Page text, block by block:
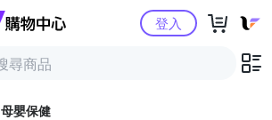
Yahoo購物中心登入
母嬰保健